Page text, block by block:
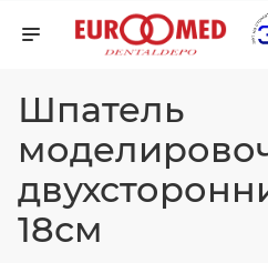
Шпатель
18см